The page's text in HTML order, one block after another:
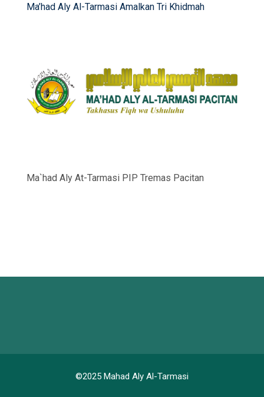
Ma’had Aly Al-Tarmasi Amalkan Tri Khidmah
Ma`had Aly At-Tarmasi PIP Tremas Pacitan
©2025 Mahad Aly Al-Tarmasi